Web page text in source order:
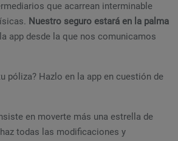
que acarrean interminable
Nuestro seguro estará en la palma
app desde la que nos comunicamos
póliza? Hazlo en la app en cuestión de
en moverte más una estrella de
todas las modificaciones y